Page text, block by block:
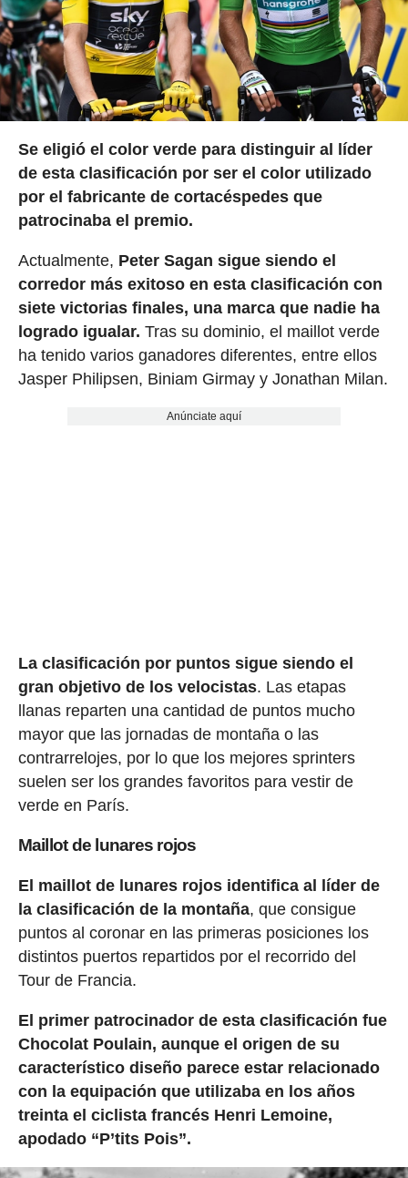
Se eligió el color verde para distinguir al líder
de esta clasificación por ser el color utilizado
por el fabricante de cortacéspedes que
patrocinaba el premio.
Actualmente, Peter Sagan sigue siendo el
corredor más exitoso en esta clasificación con
siete victorias finales, una marca que nadie ha
logrado igualar. Tras su dominio, el maillot verde
ha tenido varios ganadores diferentes, entre ellos
Jasper Philipsen, Biniam Girmay y Jonathan Milan.
Anúnciate aquí
La clasificación por puntos sigue siendo el
gran objetivo de los velocistas. Las etapas
llanas reparten una cantidad de puntos mucho
mayor que las jornadas de montaña o las
contrarrelojes, por lo que los mejores sprinters
suelen ser los grandes favoritos para vestir de
verde en París.
Maillot de lunares rojos
El maillot de lunares rojos identifica al líder de
la clasificación de la montaña, que consigue
puntos al coronar en las primeras posiciones los
distintos puertos repartidos por el recorrido del
Tour de Francia.
El primer patrocinador de esta clasificación fue
Chocolat Poulain, aunque el origen de su
característico diseño parece estar relacionado
con la equipación que utilizaba en los años
treinta el ciclista francés Henri Lemoine,
apodado “P’tits Pois”.